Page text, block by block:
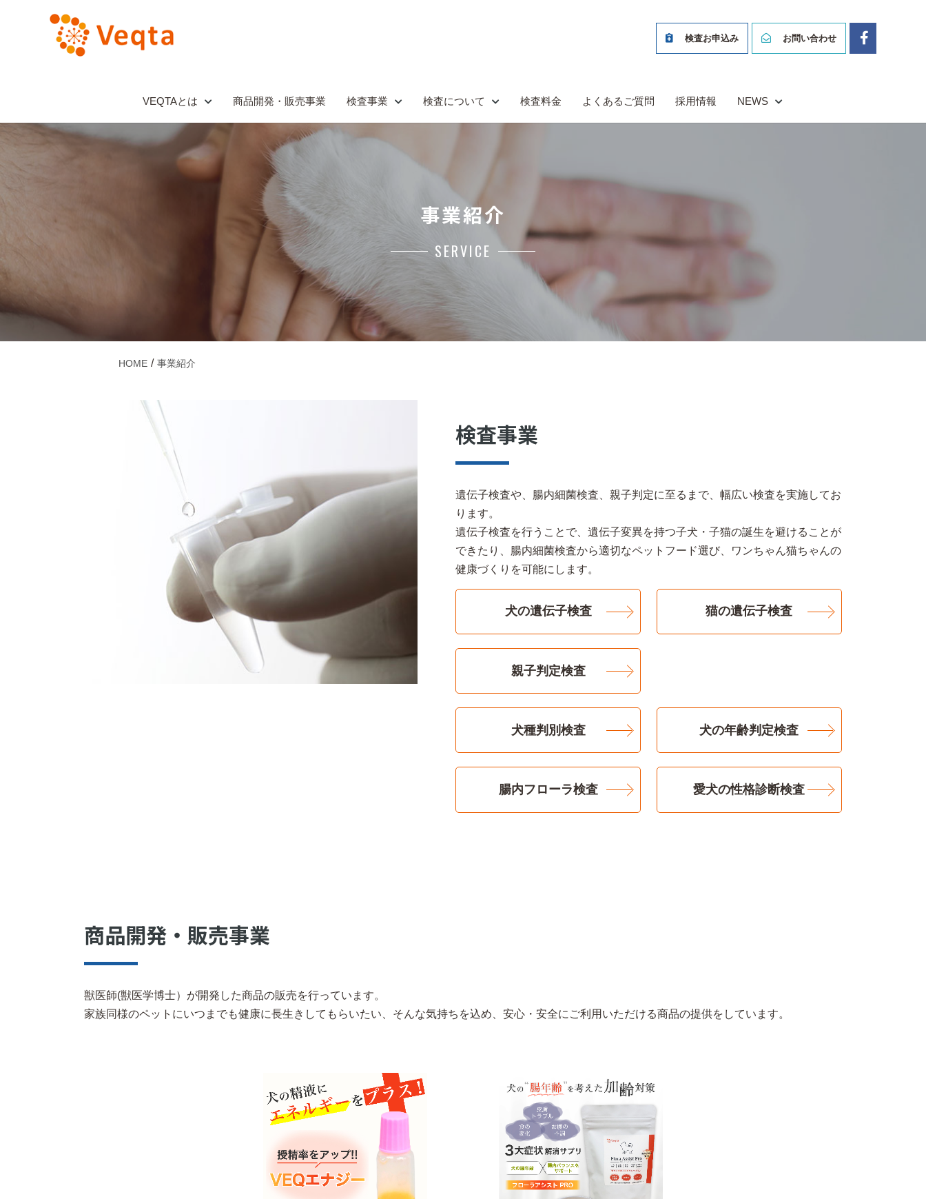
検査お申込み お問い合わせ
VEQTAとは 商品開発・販売事業 検査事業 検査について 検査料金 よくあるご質問 採用情報 NEWS
事業紹介
SERVICE
HOME 事業紹介
検査事業
遺伝子検査や、腸内細菌検査、親子判定に至るまで、幅広い検査を実施してお
ります。
遺伝子検査を行うことで、遺伝子変異を持つ子犬・子猫の誕生を避けることが
できたり、腸内細菌検査から適切なペットフード選び、ワンちゃん猫ちゃんの
健康づくりを可能にします。
犬の遺伝子検査 猫の遺伝子検査
親子判定検査
犬種判別検査 犬の年齢判定検査
腸内フローラ検査 愛犬の性格診断検査
商品開発・販売事業
獣医師(獣医学博士）が開発した商品の販売を行っています。
家族同様のペットにいつまでも健康に長生きしてもらいたい、そんな気持ちを込め、安心・安全にご利用いただける商品の提供をしています。